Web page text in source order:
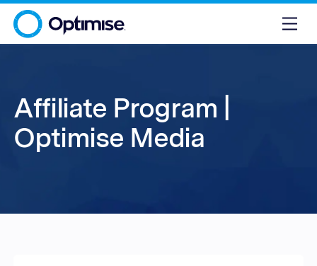
Affiliate Program |
Optimise Media